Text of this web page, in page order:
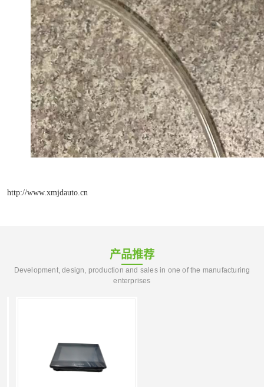
http://www.xmjdauto.cn
产品推荐
Development, design, production and sales in one of the manufacturing
enterprises